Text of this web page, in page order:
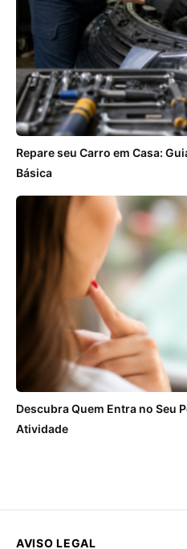
Repare seu Carro em Casa:
Básica
Descubra Quem Entra no Seu
Atividade
AVISO LEGAL